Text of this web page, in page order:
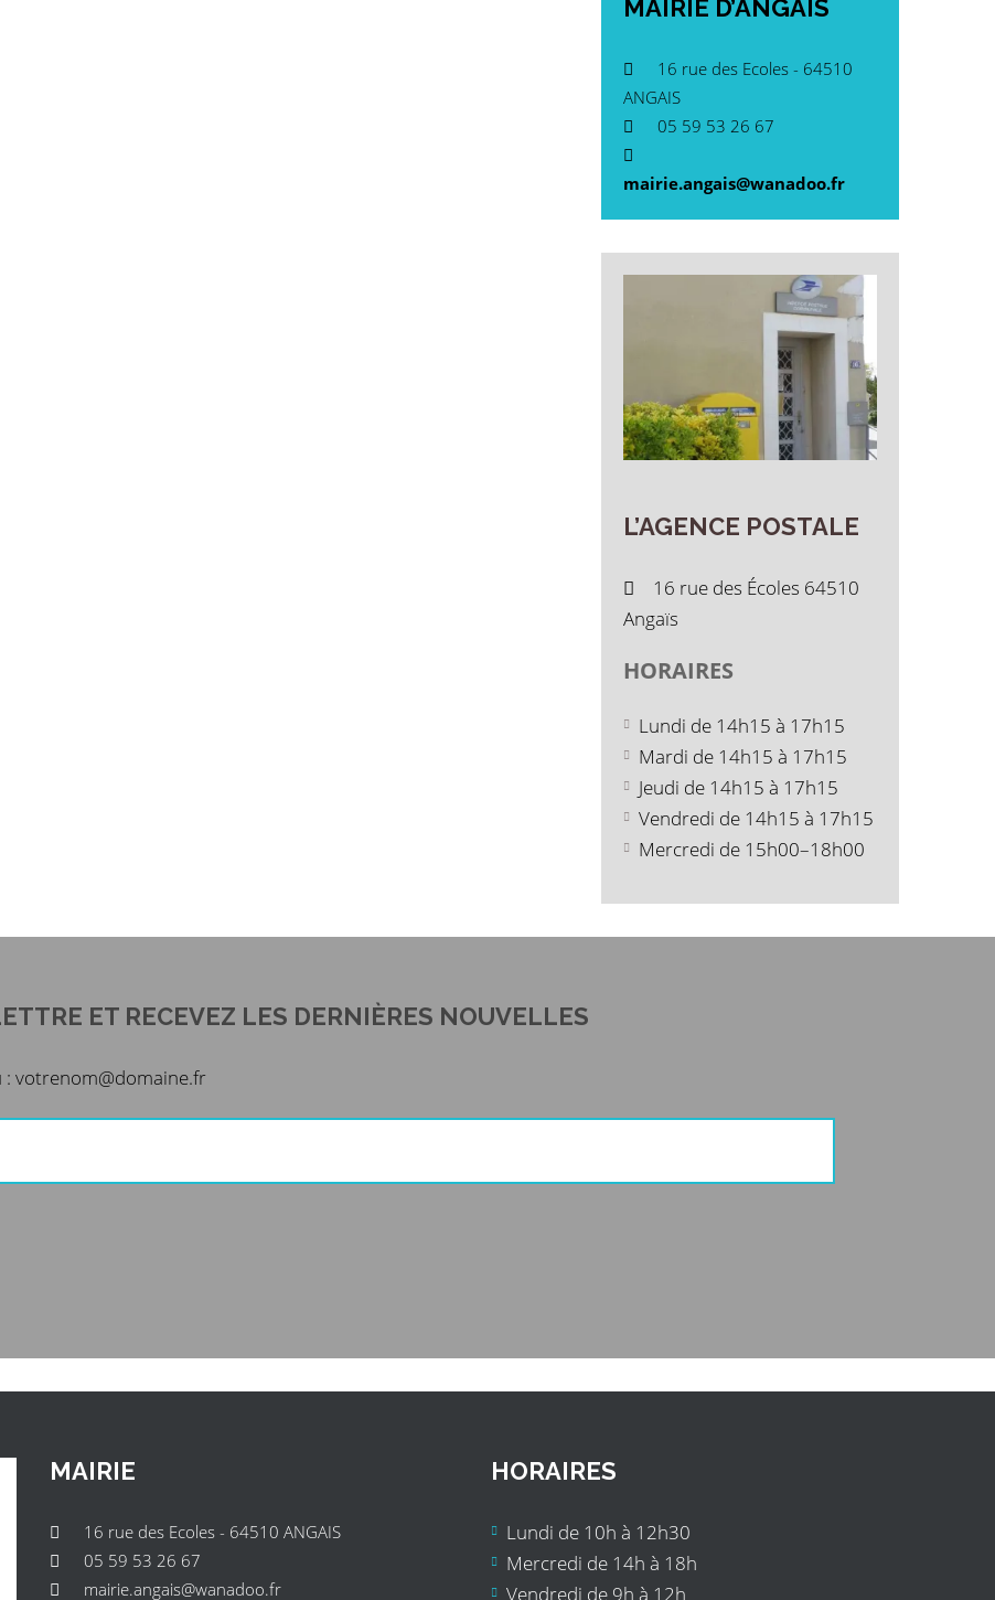
MAIRIE D’ANGAIS
16 rue des Ecoles - 64510
ANGAIS
05 59 53 26 67
mairie.angais@wanadoo.fr
L’AGENCE POSTALE
16 rue des Écoles 64510
Angaïs
HORAIRES
Lundi de 14h15 à 17h15
Mardi de 14h15 à 17h15
Jeudi de 14h15 à 17h15
Vendredi de 14h15 à 17h15
Mercredi de 15h00–18h00
ET RECEVEZ LES DERNIÈRES NOUVELLES
: votrenom@domaine.fr
MAIRIE
16 rue des Ecoles - 64510 ANGAIS
05 59 53 26 67
mairie.angais@wanadoo.fr
HORAIRES
Lundi de 10h à 12h30
Mercredi de 14h à 18h
Vendredi de 9h à 12h